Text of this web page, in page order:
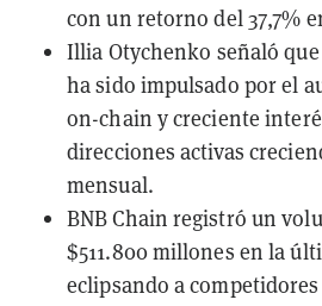
con un retorno del 37,7%
Illia Otychenko señaló
ha sido impulsado por el
on-chain y creciente
direcciones activas
mensual.
BNB Chain registró un
$511.800 millones en la
eclipsando a